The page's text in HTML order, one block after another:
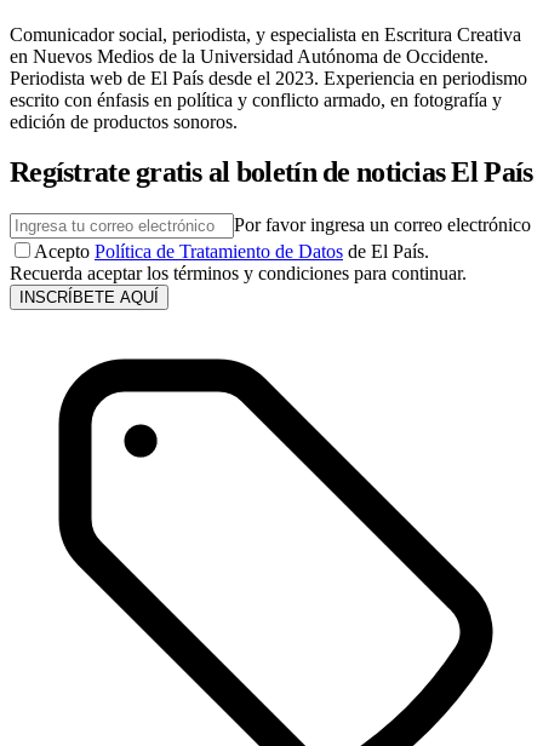
Comunicador social, periodista, y especialista en Escritura Creativa
en Nuevos Medios de la Universidad Autónoma de Occidente.
Periodista web de El País desde el 2023. Experiencia en periodismo
escrito con énfasis en política y conflicto armado, en fotografía y
edición de productos sonoros.
Regístrate gratis al boletín de noticias El País
Por favor ingresa un correo electrónico
Acepto Política de Tratamiento de Datos de El País.
Recuerda aceptar los términos y condiciones para continuar.
INSCRÍBETE AQUÍ